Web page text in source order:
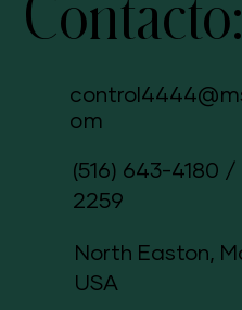
Contacto:
om
(516) 643-4180 /
2259
North Easton,
USA